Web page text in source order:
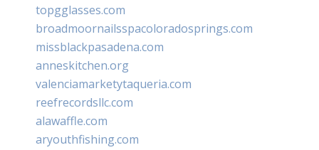
topgglasses.com
broadmoornailsspacoloradosprings.com
missblackpasadena.com
anneskitchen.org
valenciamarketytaqueria.com
reefrecordsllc.com
alawaffle.com
aryouthfishing.com